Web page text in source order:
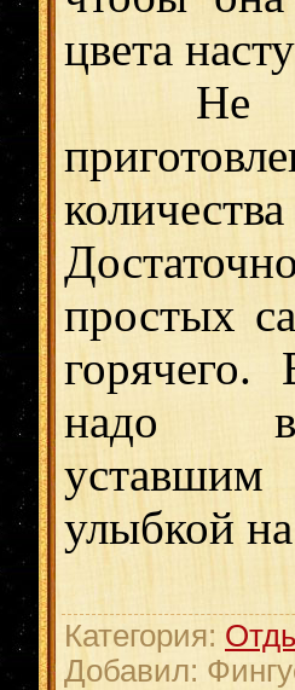
цвета
Не
простых
надо
улыбкой
Категория:
Добавил: